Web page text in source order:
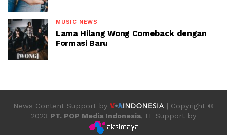
MUSIC NEWS
Lama Hilang Wong Comeback dengan
Formasi Baru
News Content Support by
| Copyright ©
2023 PT. POP Media Indonesia, IT Support by